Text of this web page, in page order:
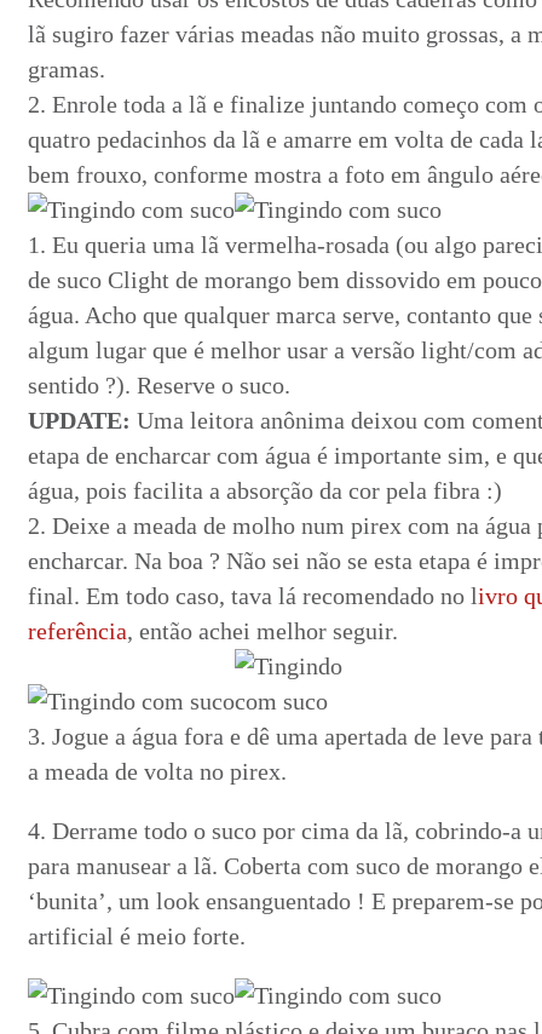
lã sugiro fazer várias meadas não muito grossas, a
gramas.
2. Enrole toda a lã e finalize juntando começo com
quatro pedacinhos da lã e amarre em volta de cada
bem frouxo, conforme mostra a foto em ângulo
1. Eu queria uma lã vermelha-rosada (ou algo
de suco Clight de morango bem dissovido em
água. Acho que qualquer marca serve, contanto
algum lugar que é melhor usar a versão light/com
sentido ?). Reserve o suco.
UPDATE: Uma leitora anônima deixou com
etapa de encharcar com água é importante sim, e
água, pois facilita a absorção da cor pela fibra :)
2. Deixe a meada de molho num pirex com na
encharcar. Na boa ? Não sei não se esta etapa é
final. Em todo caso, tava lá recomendado no livro
referência, então achei melhor seguir.
3. Jogue a água fora e dê uma apertada de leve
a meada de volta no pirex.
4. Derrame todo o suco por cima da lã, cobrindo-a
para manusear a lã. Coberta com suco de morango
‘bunita’, um look ensanguentado ! E preparem-se
artificial é meio forte.